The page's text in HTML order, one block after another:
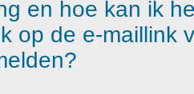
en hoe kan ik
op de e-maillink